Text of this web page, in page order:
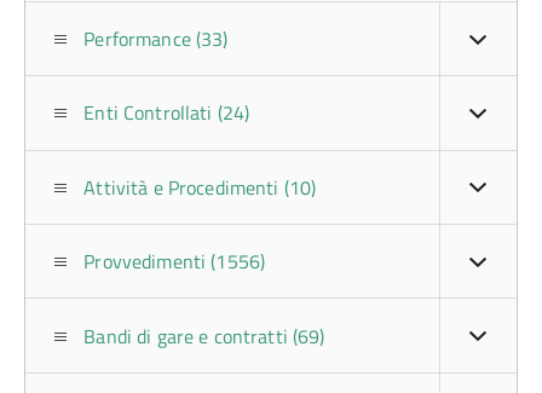
Performance (33)
Enti Controllati (24)
Attività e Procedimenti (10)
Provvedimenti (1556)
Bandi di gare e contratti (69)